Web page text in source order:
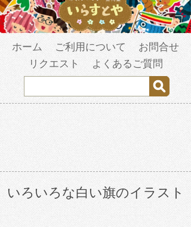
ホーム ご利用について
お問合せ
リクエスト
よくあるご質問
いろいろな白い旗のイラスト